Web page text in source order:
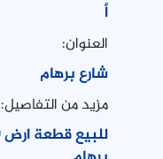
أ
العنوان:
شارع برهام
مزيد من التفاصيل: